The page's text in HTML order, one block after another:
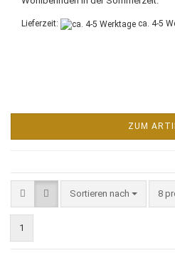
Lieferzeit: ca. 4-5
ZUM
Sortieren nach
Sortieren nach 8
pro
1